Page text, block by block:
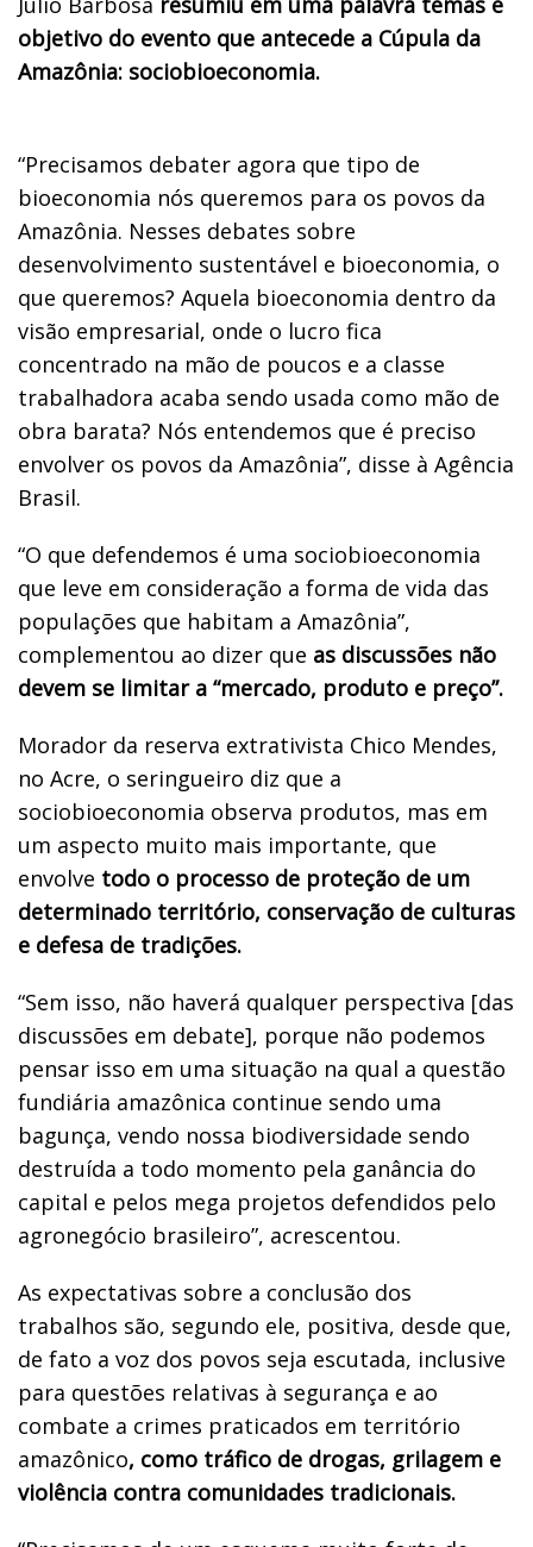
objetivo do evento que antecede a Cúpula da
Amazônia: sociobioeconomia.
“Precisamos debater agora que tipo de
bioeconomia nós queremos para os povos da
Amazônia. Nesses debates sobre
desenvolvimento sustentável e bioeconomia, o
que queremos? Aquela bioeconomia dentro da
visão empresarial, onde o lucro fica
concentrado na mão de poucos e a classe
trabalhadora acaba sendo usada como mão de
obra barata? Nós entendemos que é preciso
envolver os povos da Amazônia”, disse à Agência
Brasil.
“O que defendemos é uma sociobioeconomia
que leve em consideração a forma de vida das
populações que habitam a Amazônia”,
complementou ao dizer que as discussões não
devem se limitar a “mercado, produto e preço”.
Morador da reserva extrativista Chico Mendes,
no Acre, o seringueiro diz que a
sociobioeconomia observa produtos, mas em
um aspecto muito mais importante, que
envolve todo o processo de proteção de um
determinado território, conservação de culturas
e defesa de tradições.
“Sem isso, não haverá qualquer perspectiva [das
discussões em debate], porque não podemos
pensar isso em uma situação na qual a questão
fundiária amazônica continue sendo uma
bagunça, vendo nossa biodiversidade sendo
destruída a todo momento pela ganância do
capital e pelos mega projetos defendidos pelo
agronegócio brasileiro”, acrescentou.
As expectativas sobre a conclusão dos
trabalhos são, segundo ele, positiva, desde que,
de fato a voz dos povos seja escutada, inclusive
para questões relativas à segurança e ao
combate a crimes praticados em território
amazônico, como tráfico de drogas, grilagem e
violência contra comunidades tradicionais.